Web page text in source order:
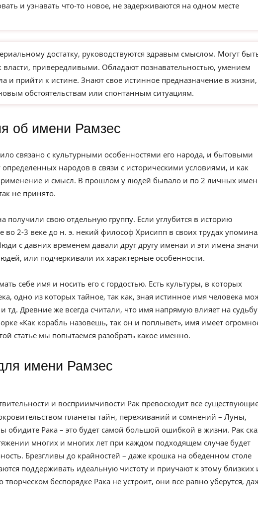
и узнавать что-то новое, не задерживаются на одном месте
достатку, руководствуются здравым смыслом. Могут
привередливыми. Обладают познавательностью, умением
и прийти к истине. Знают свое истинное предназначение в жизни,
обстоятельствам или спонтанным ситуациям.
об имени Рамзес
связано с культурными особенностями его народа, и бытовыми
народов в связи с историческими условиями, и как
и смысл. В прошлом у людей бывало и по 2 личных
не принято.
получили свою отдельную группу. Если углубится в историю
во 2-3 веке до н. э. некий философ Хрисипп в своих трудах
с давних временем давали друг другу именаи и эти имена
или подчеркивали их характерные особенности.
себе имя и носить его с гордостью. Есть культуры, в которых
одно из которых тайное, так как, зная истинное имя человека
и тд. Древние же всегда считали, что имя напрямую влияет на судьбу
«Как корабль назовешь, так он и поплывет», имя имеет
статье мы попытаемся разобрать какое именно.
имени Рамзес
и восприимчивости Рак превосходит все
планеты тайн, переживаний и сомнений – Луны,
обидите Рака – это будет самой большой ошибкой в жизни. Рак
многих и многих лет при каждом подходящем случае будет
Брезгливы до крайностей – даже крошка на обеденном столе
поддерживать идеальную чистоту и приучают к этому близких
беспорядке Рака не устроит, они все равно уберутся,